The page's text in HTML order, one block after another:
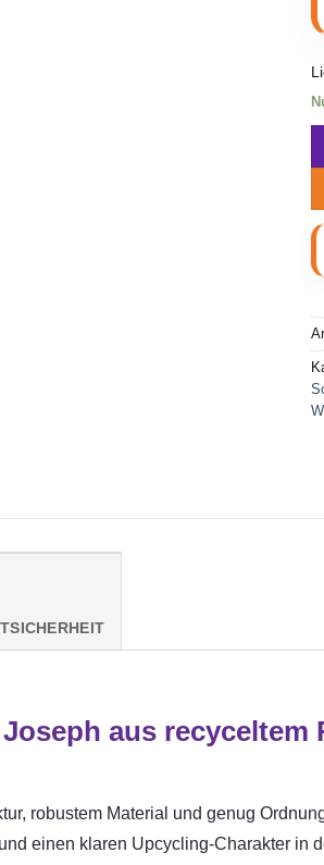
aus
robustem Material und genug
einen klaren Upcycling-Charakter in